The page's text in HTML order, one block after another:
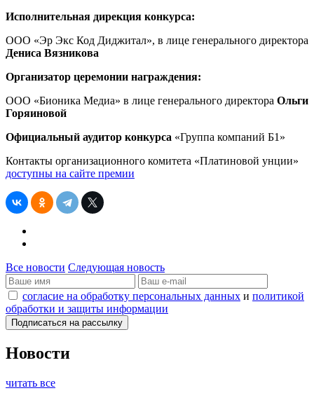
Исполнительная дирекция конкурса:
ООО «Эр Экс Код Диджитал», в лице генерального директора
Дениса Вязникова
Организатор церемонии награждения:
ООО «Бионика Медиа» в лице генерального директора Ольги
Горяиновой
Официальный аудитор конкурса «Группа компаний Б1»
Контакты организационного комитета «Платиновой унции»
доступны на сайте премии
Все новости Следующая новость
согласие на обработку персональных данных и политикой
обработки и защиты информации
Новости
читать все